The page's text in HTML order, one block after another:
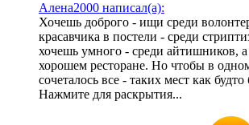
Алена2000 написал(а):
Хочешь доброго - ищи среди
красавчика в постели - среди
хочешь умного - среди айтишников, а
хорошем ресторане. Но чтобы в
сочеталось все - таких мест как
Нажмите для раскрытия...